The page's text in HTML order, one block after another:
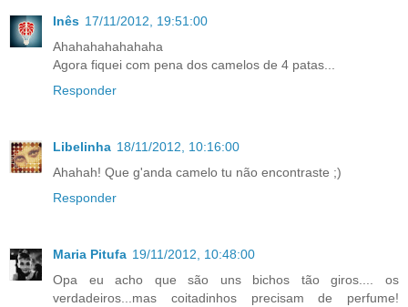
Inês 17/11/2012, 19:51:00
Ahahahahahahaha
Agora fiquei com pena dos camelos de 4 patas...
Responder
Libelinha 18/11/2012, 10:16:00
Ahahah! Que g'anda camelo tu não encontraste ;)
Responder
Maria Pitufa 19/11/2012, 10:48:00
Opa eu acho que são uns bichos tão giros.... os
verdadeiros...mas coitadinhos precisam de perfume!